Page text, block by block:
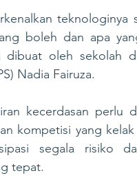
boleh dan apa
dibuat oleh sekolah
Nadia Fairuza.
kecerdasan perlu
kompetisi yang
segala risiko
tepat.